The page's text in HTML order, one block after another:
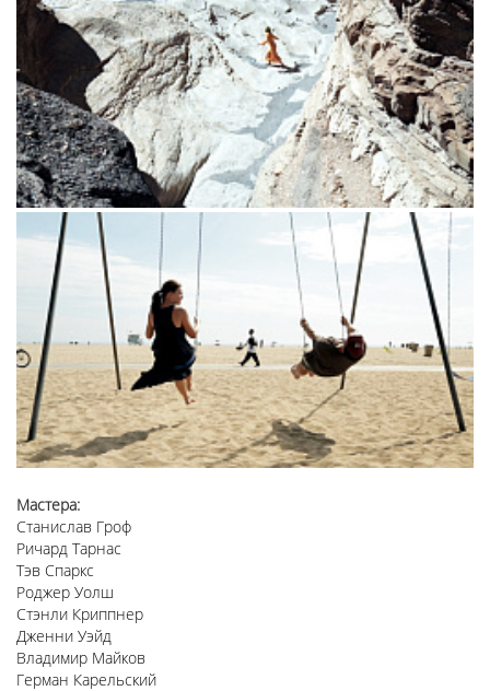
Мастера:
Станислав Гроф
Ричард Тарнас
Тэв Спаркс
Роджер Уолш
Стэнли Криппнер
Дженни Уэйд
Владимир Майков
Герман Карельский